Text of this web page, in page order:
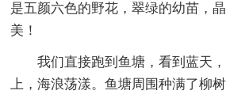
是五颜六色的野花，翠绿的幼苗，
美！
我们直接跑到鱼塘，看到蓝天
上，海浪荡漾。鱼塘周围种满了柳